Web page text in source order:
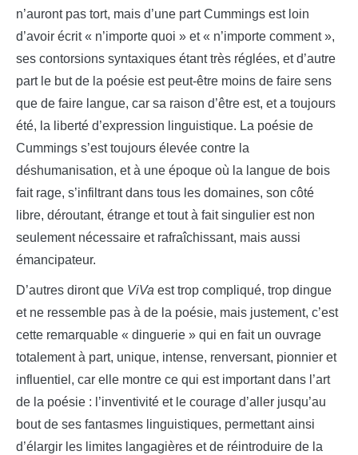
n’auront pas tort, mais d’une part Cummings est loin
d’avoir écrit « n’importe quoi » et « n’importe comment »,
ses contorsions syntaxiques étant très réglées, et d’autre
part le but de la poésie est peut-être moins de faire sens
que de faire langue, car sa raison d’être est, et a toujours
été, la liberté d’expression linguistique. La poésie de
Cummings s’est toujours élevée contre la
déshumanisation, et à une époque où la langue de bois
fait rage, s’infiltrant dans tous les domaines, son côté
libre, déroutant, étrange et tout à fait singulier est non
seulement nécessaire et rafraîchissant, mais aussi
émancipateur.
D’autres diront que ViVa est trop compliqué, trop dingue
et ne ressemble pas à de la poésie, mais justement, c’est
cette remarquable « dinguerie » qui en fait un ouvrage
totalement à part, unique, intense, renversant, pionnier et
influentiel, car elle montre ce qui est important dans l’art
de la poésie : l’inventivité et le courage d’aller jusqu’au
bout de ses fantasmes linguistiques, permettant ainsi
d’élargir les limites langagières et de réintroduire de la